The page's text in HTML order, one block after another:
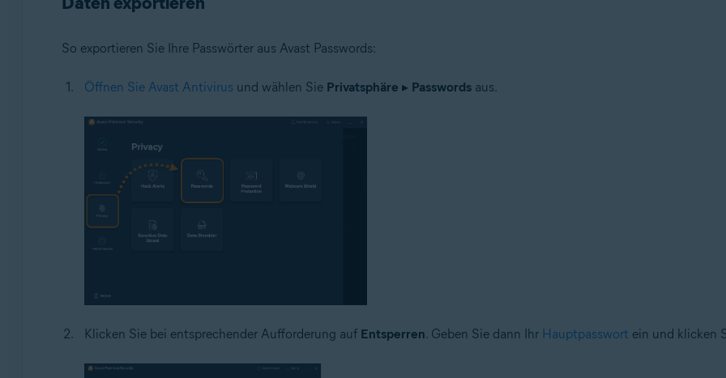
So exportieren Sie Ihre Passwörter aus Avast Passwords:
Öffnen Sie Avast Antivirus und wählen Sie Privatsphäre ▸ Passwordsaus.
Klicken Sie bei entsprechender Aufforderung auf Entsperren. Geben Sie dann Ihr Hauptpasswort ein und klicken